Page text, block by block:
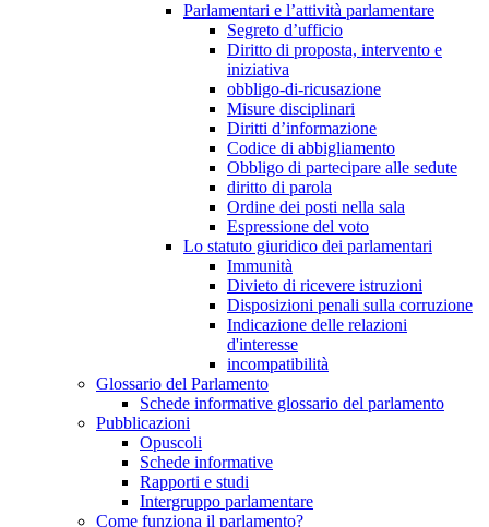
Parlamentari e l’attività parlamentare
Segreto d’ufficio
Diritto di proposta, intervento e
iniziativa
obbligo-di-ricusazione
Misure disciplinari
Diritti d’informazione
Codice di abbigliamento
Obbligo di partecipare alle sedute
diritto di parola
Ordine dei posti nella sala
Espressione del voto
Lo statuto giuridico dei parlamentari
Immunità
Divieto di ricevere istruzioni
Disposizioni penali sulla corruzione
Indicazione delle relazioni
d'interesse
incompatibilità
Glossario del Parlamento
Schede informative glossario del parlamento
Pubblicazioni
Opuscoli
Schede informative
Rapporti e studi
Intergruppo parlamentare
Come funziona il parlamento?